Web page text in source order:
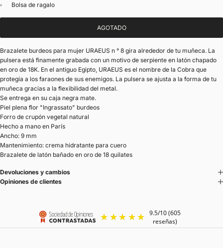
Bolsa de ragalo
AGOTADO
Brazalete burdeos para mujer URAEUS n ° 8 gira alrededor de tu muñeca. La
pulsera está finamente grabada con un motivo de serpiente en latón chapado
en oro de 18K. En el antiguo Egipto, URAEUS es el nombre de la Cobra que
protegía a los faraones de sus enemigos. La pulsera se ajusta a la forma de tu
muñeca gracias a la flexibilidad del metal.
Se entrega en su caja negra mate.
Piel plena flor "Ingrassato" burdeos
Forro de crupón vegetal natural
Hecho a mano en París
Ancho: 9 mm
Mantenimiento: crema hidratante para cuero
Brazalete de latón bañado en oro de 18 quilates
Devoluciones y cambios
Opiniones de clientes